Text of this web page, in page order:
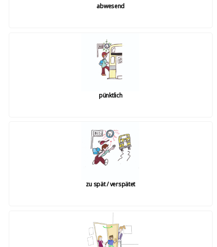
abwesend
pünktlich
zu spät / verspätet